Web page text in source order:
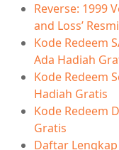
Reverse: 1999
and Loss’
Kode Redeem
Ada Hadiah
Kode Redeem
Hadiah Gratis
Kode Redeem
Gratis
Daftar